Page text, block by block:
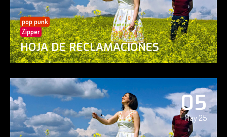
pop punk
Zipper
HOJA DE RECLAMACIONES
05
May 25